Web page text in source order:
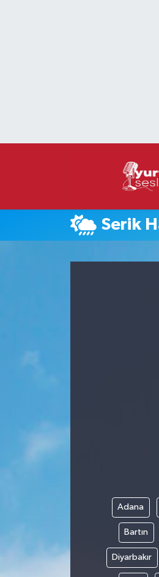
Serik
Adana
Bartın
Diyarbakır
Süper Lig Puan Durumu
Son Dakika Haberleri
Haber Arşivi